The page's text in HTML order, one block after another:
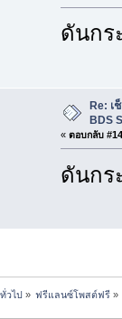
ดันกร
Re: เ
BDS
« ตอบกลับ
ดันกร
วไป» ฟรีแลนซ์โพสต์ฟรี»